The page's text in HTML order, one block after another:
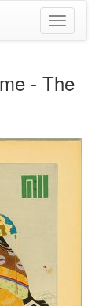
ナ
ビ
シ
り
- The